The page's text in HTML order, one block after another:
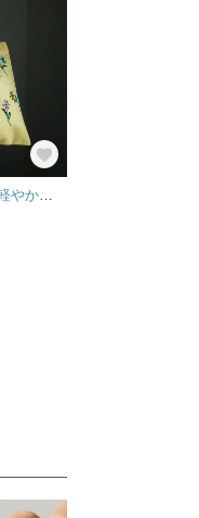
ちょっと出かける時にも軽やかさは必須。シルクの黄色と花のビーズ刺繍が気分を上げる。おつかいトートバッグ。